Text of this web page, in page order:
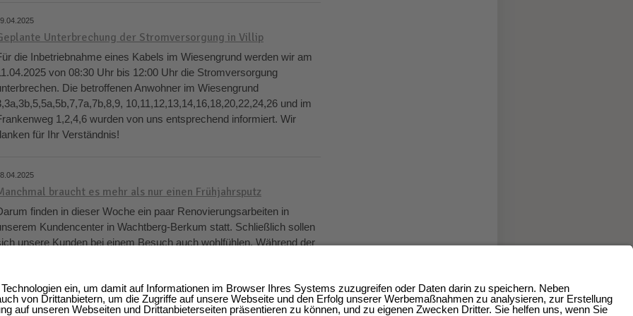
Unterbrechung der Stromversorgung in Villip
die Inbetriebnahme eines Kabels im Wiesengrund werden wir am
von 08:30 Uhr bis 12:00 Uhr die Stromversorgung
Die betroffenen Anwohner im Wiesengrund
10,11,12,13,14,16,18,20,22,24,26 und im
1,2,4,6 wurden von uns entsprechend informiert. Wir
für Ihr Verständnis!
braucht es mehr als nur einen Frühjahrsputz
finden in dieser Woche ein paar Renovierungsarbeiten in
Kundencenter in Wachtberg-Berkum statt. Schließlich sollen
unsere Kunden bei einem Besuch auch wohlfühlen. Während der
bitten wir zu entschuldigen.